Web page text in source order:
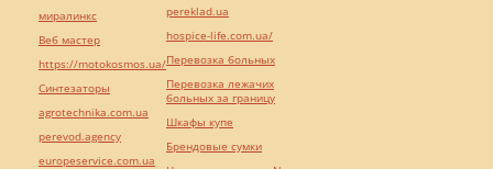
миралинкс
Веб мастер
https://motokosmos.ua/
Синтезаторы
agrotechnika.com.ua
perevod.agency
europeservice.com.ua
pereklad.ua
hospice-life.com.ua/
Перевозка больных
Перевозка лежачих
больных за границу
Шкафы купе
Брендовые сумки